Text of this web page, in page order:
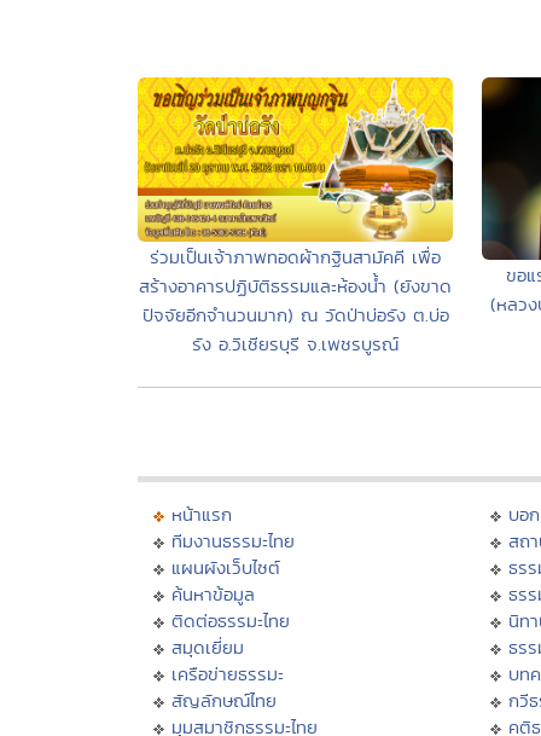
ร่วมเป็นเจ้าภาพทอดผ้ากฐินสามัคคี เพื่อ
สร้างอาคารปฏิบัติธรรมและห้องน้ำ (ยังขาด
ปัจจัยอีกจำนวนมาก) ณ วัดป่าบ่อรัง ต.บ่อ
รัง อ.วิเชียรบุรี จ.เพชรบูรณ์
ขอ
(หลวง
หน้าแรก
ทีมงานธรรมะไทย
แผนผังเว็บไซต์
ค้นหาข้อมูล
ติดต่อธรรมะไทย
สมุดเยี่ยม
เครือข่ายธรรมะ
สัญลักษณ์ไทย
มุมสมาชิกธรรมะไทย
บอ
สถ
ธร
ธร
นิท
ธร
บท
กวี
คติ